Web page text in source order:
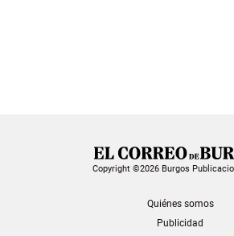
Copyright ©2026 Burgos
Quiénes somos
Publicidad